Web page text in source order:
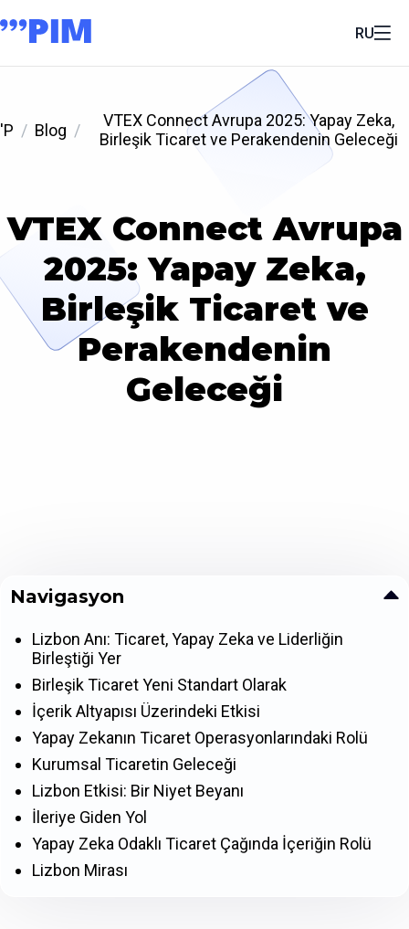
RU
'P Blog
VTEX Connect Avrupa 2025: Yapay Zeka,
Birleşik Ticaret ve Perakendenin Geleceği
VTEX Connect Avrupa
2025: Yapay Zeka,
Birleşik Ticaret ve
Perakendenin
Geleceği
Navigasyon
Lizbon Anı: Ticaret, Yapay Zeka ve Liderliğin
Birleştiği Yer
Birleşik Ticaret Yeni Standart Olarak
İçerik Altyapısı Üzerindeki Etkisi
Yapay Zekanın Ticaret Operasyonlarındaki Rolü
Kurumsal Ticaretin Geleceği
Lizbon Etkisi: Bir Niyet Beyanı
İleriye Giden Yol
Yapay Zeka Odaklı Ticaret Çağında İçeriğin Rolü
Lizbon Mirası